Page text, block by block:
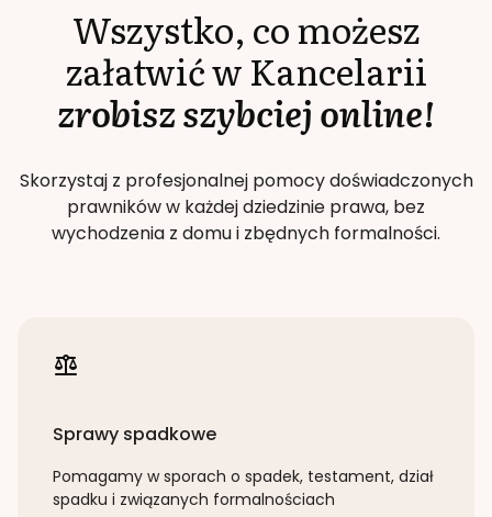
Wszystko, co możesz
załatwić w Kancelarii
zrobisz szybciej online!
Skorzystaj z profesjonalnej pomocy doświadczonych
prawników w każdej dziedzinie prawa, bez
wychodzenia z domu i zbędnych formalności.
Sprawy spadkowe
Pomagamy w sporach o spadek, testament, dział
spadku i związanych formalnościach